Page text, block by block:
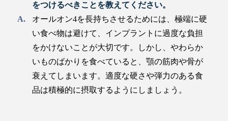
をつけるべきことを教えてください。
オールオン4を長持ちさせるためには、極端に硬
い食べ物は避けて、インプラントに過度な負担
をかけないことが大切です。しかし、やわらか
いものばかりを食べていると、顎の筋肉や骨が
衰えてしまいます。適度な硬さや弾力のある食
品は積極的に摂取するようにしましょう。